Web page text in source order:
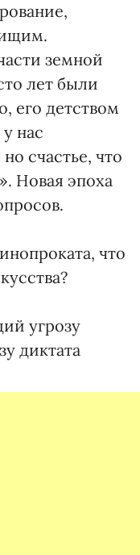
земной
лет были
его детством
нас
счастье, что
Новая эпоха
что
угрозу
диктата